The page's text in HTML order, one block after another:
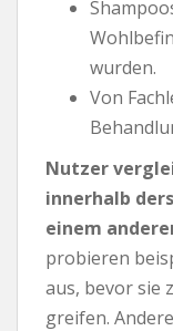
wurden.
Von
Nutzer
innerhalb
einem
probieren
aus, bevor sie
greifen.